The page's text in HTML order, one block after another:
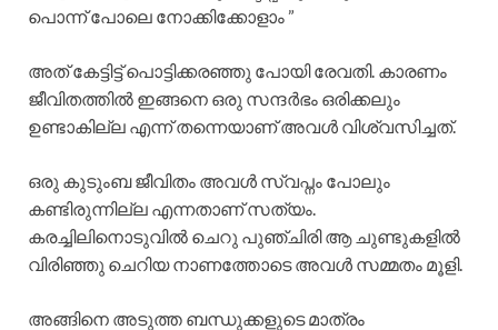
പൊന്ന് പോലെ നോക്കിക്കോളാം ”
അത് കേട്ടിട്ട് പൊട്ടിക്കരഞ്ഞു പോയി രേവതി. കാരണം
ജീവിതത്തിൽ ഇങ്ങനെ ഒരു സന്ദർഭം ഒരിക്കലും
ഉണ്ടാകില്ല എന്ന് തന്നെയാണ് അവൾ വിശ്വസിച്ചത്.
ഒരു കുടുംബ ജീവിതം അവൾ സ്വപ്നം പോലും
കണ്ടിരുന്നില്ല എന്നതാണ് സത്യം.
കരച്ചിലിനൊടുവിൽ ചെറു പുഞ്ചിരി ആ ചുണ്ടുകളിൽ
വിരിഞ്ഞു ചെറിയ നാണത്തോടെ അവൾ സമ്മതം മൂളി.
അങ്ങിനെ അടുത്ത ബന്ധുക്കളുടെ മാത്രം